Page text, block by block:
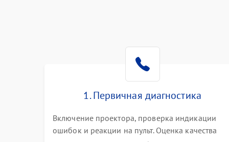
1. Первичная диагностика
Включение проектора, проверка индикации
ошибок и реакции на пульт. Оценка качества